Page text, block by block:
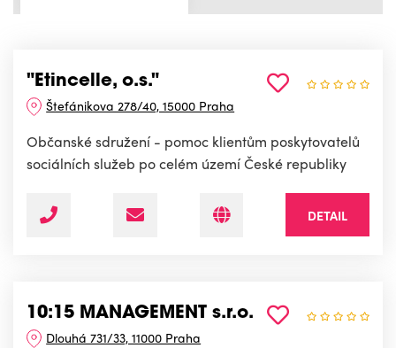
"Etincelle, o.s."
Štefánikova 278/40, 15000 Praha
Občanské sdružení - pomoc klientům poskytovatelů
sociálních služeb po celém území České republiky
DETAIL
10:15 MANAGEMENT s.r.o.
Dlouhá 731/33, 11000 Praha